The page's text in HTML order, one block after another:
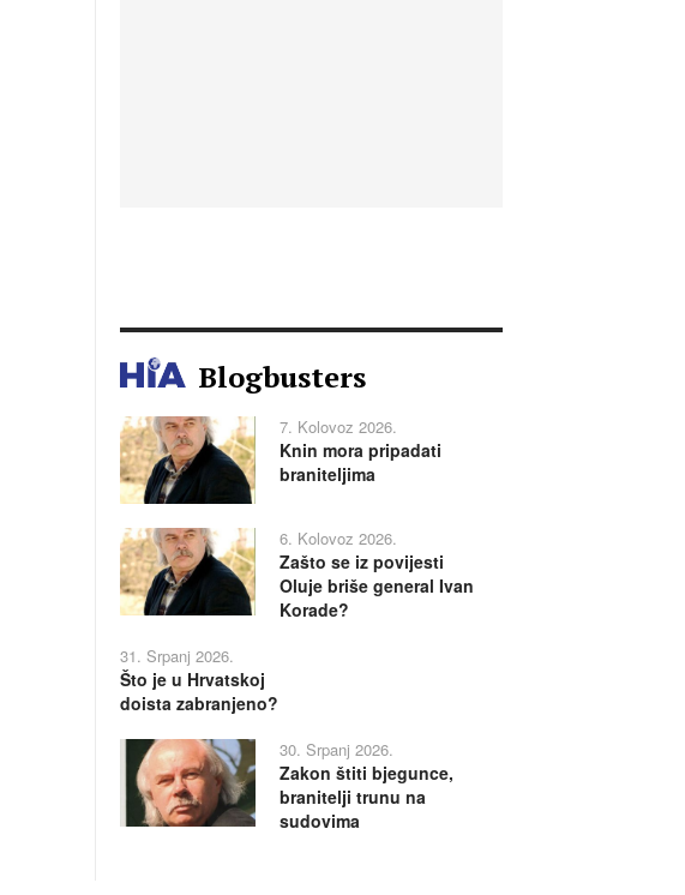
Blogbusters
7. Kolovoz 2026.
Knin mora pripadati
braniteljima
6. Kolovoz 2026.
Zašto se iz povijesti
Oluje briše general Ivan
Korade?
31. Srpanj 2026.
Što je u Hrvatskoj
doista zabranjeno?
30. Srpanj 2026.
Zakon štiti bjegunce,
branitelji trunu na
sudovima